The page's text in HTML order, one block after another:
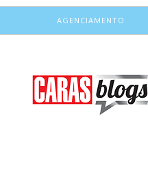
AGENCIAMENTO